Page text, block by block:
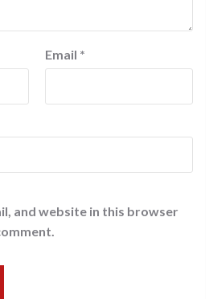
Email *
and website in this browser